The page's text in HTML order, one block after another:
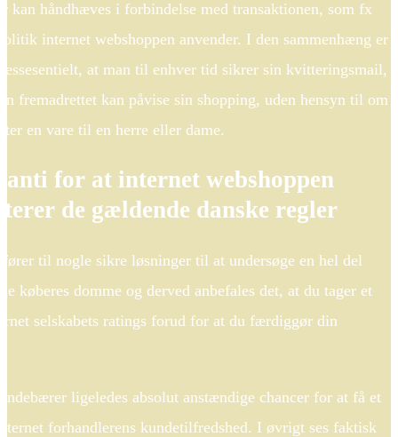
kan håndhæves i forbindelse med transaktionen, som fx
internet webshoppen anvender. I den sammenhæng er
essesentielt, at man til enhver tid sikrer sin kvitteringsmail,
fremadrettet kan påvise sin shopping, uden hensyn til om
en vare til en herre eller dame.
for at internet webshoppen
de gældende danske regler
til nogle sikre løsninger til at undersøge en hel del
køberes domme og derved anbefales det, at du tager et
selskabets ratings forud for at du færdiggør din
indebærer ligeledes absolut anstændige chancer for at få et
forhandlerens kundetilfredshed. I øvrigt ses faktisk